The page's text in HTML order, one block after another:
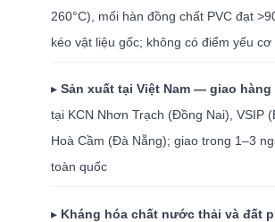
260°C), mối hàn đồng chất PVC đạt
kéo vật liệu gốc; không có điểm yếu cơ
▸Sản xuất tại Việt Nam — giao hàng
tại KCN Nhơn Trạch (Đồng Nai), VSIP
Hoà Cầm (Đà Nẵng); giao trong 1–3
toàn quốc
▸ Kháng hóa chất nước thải và đất